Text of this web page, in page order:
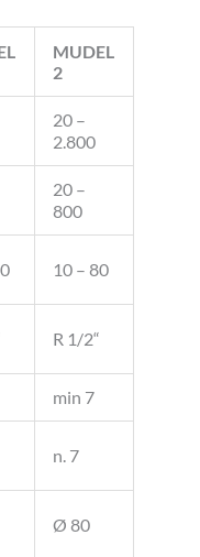
MUDEL
2
20 –
2.800
20 –
800
10 – 80
R 1/2“
min 7
n. 7
Ø 80